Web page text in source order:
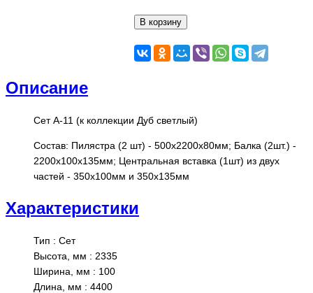
Описание
Сет A-11 (к коллекции Дуб светлый)
Состав: Пилястра (2 шт) - 500х2200х80мм; Балка (2шт.) -
2200х100х135мм; Центральная вставка (1шт) из двух
частей - 350х100мм и 350х135мм
Характеристики
Тип : Сет
Высота, мм : 2335
Ширина, мм : 100
Длина, мм : 4400